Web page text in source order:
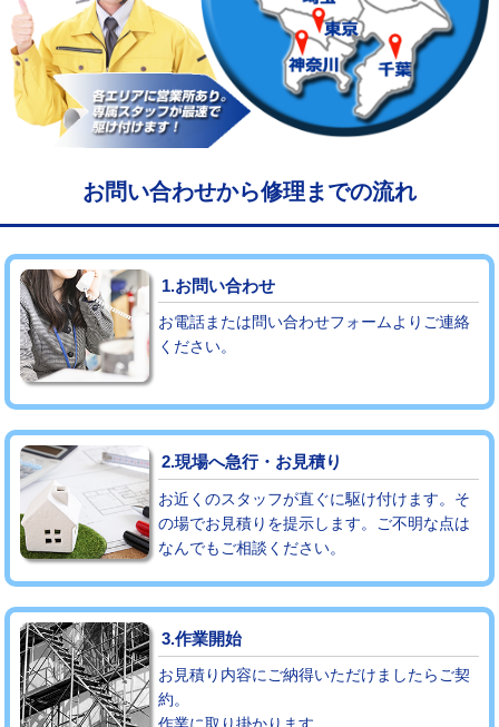
給水管工事※（ライニング鋼管・銅
管・ポリ管・HT管使用/3ｍ超え)
+8,800円
マス交換（土の掘削・埋め戻し作業） 11,000円~
マス交換（深さ50㎝未満） 55,000円
マス交換（深さ50㎝以上） 66,000円
コンクリート斫り（厚さ10㎝まで） 27,500円
コンクリート斫り（厚さ10㎝超え）
モルタル補修（厚さ10㎝まで） 27,500円
モルタル補修（厚さ10㎝超え）
追加人工 16,500円
廃棄・処分 現場見積
※給水管工事は20mmまでの価格です。
お問い合わせから修理までの流れ
1.お問い合わせ
お電話または問い合わせフォームよりご連絡
ください。
2.現場へ急行・お見積り
お近くのスタッフが直ぐに駆け付けます。そ
の場でお見積りを提示します。ご不明な点は
なんでもご相談ください。
3.作業開始
お見積り内容にご納得いただけましたらご契
約。